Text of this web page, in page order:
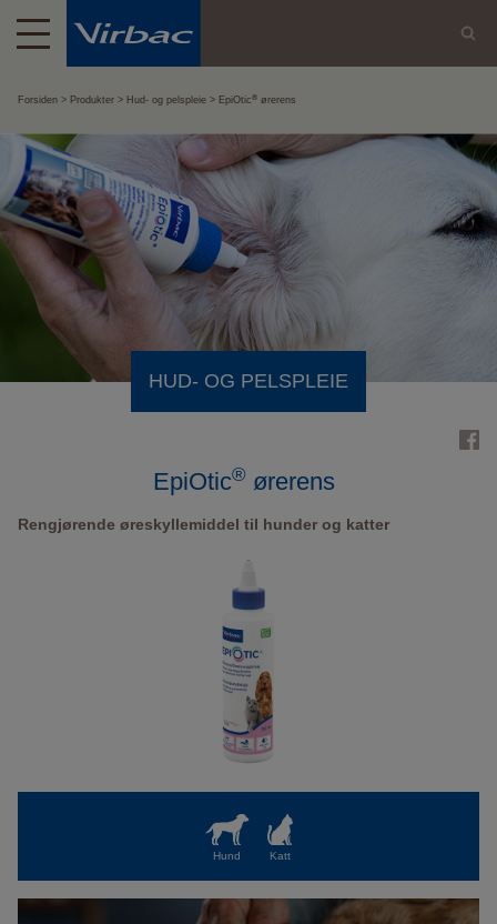
Forsiden Produkter Hud- og pelspleie EpiOtic® ørerens
HUD- OG PELSPLEIE
EpiOtic® ørerens
Rengjørende øreskyllemiddel til hunder og katter
Hund Katt